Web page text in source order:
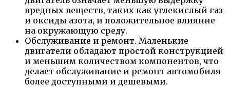
вредных веществ, таких как углекислый газ
и оксиды азота, и положительное влияние
на окружающую среду.
Обслуживание и ремонт. Маленькие
двигатели обладают простой конструкцией
и меньшим количеством компонентов, что
делает обслуживание и ремонт автомобиля
более доступными и дешевыми.